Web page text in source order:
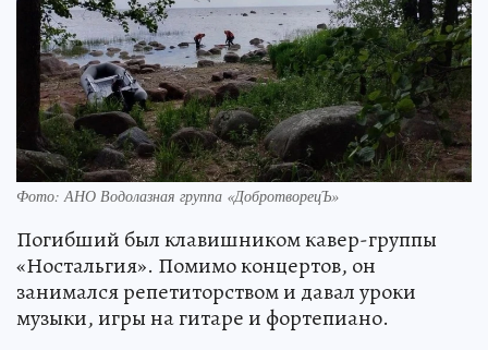
Фото: АНО Водолазная группа «ДобротворецЪ»
Погибший был клавишником кавер-группы
«Ностальгия». Помимо концертов, он
занимался репетиторством и давал уроки
музыки, игры на гитаре и фортепиано.